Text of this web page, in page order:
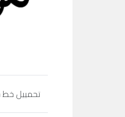
تحمييل خط Forma DJR Arabic Banner Medium مجاناً، regular, bold,simibold, arabic, extra bold, black، تحميل خط عربي، موقع الفونت ،